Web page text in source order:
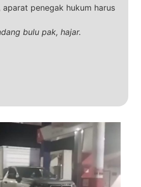
aparat penegak hukum harus
bulu pak, hajar.